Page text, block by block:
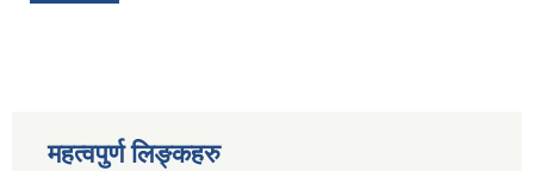
महत्वपुर्ण लिङ्कहरु